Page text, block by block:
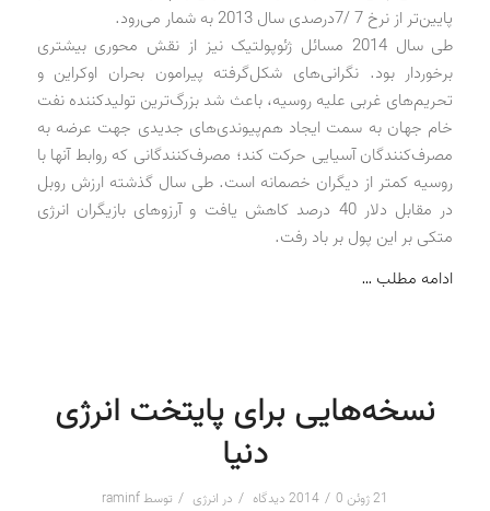
پایین‌تر از نرخ 7 /7‌درصدی سال 2013 به شمار می‌رود.
طی سال 2014 مسائل ژئوپولتیک نیز از نقش محوری بیشتری
برخوردار بود. نگرانی‌های شکل‌گرفته پیرامون بحران اوکراین و
تحریم‌های غربی علیه روسیه، باعث شد بزرگ‌ترین تولیدکننده نفت
خام جهان به سمت ایجاد هم‌پیوندی‌های جدیدی جهت عرضه به
مصرف‌کنندگان آسیایی حرکت کند؛ مصرف‌کنندگانی که روابط آنها با
روسیه کمتر از دیگران خصمانه است. طی سال گذشته ارزش روبل
در مقابل دلار 40 درصد کاهش یافت و آرزوهای بازیگران انرژی
متکی بر این پول بر باد رفت.
ادامه مطلب …
نسخه‌هایی برای پایتخت انرژی
دنیا
21 ژوئن 2014 / 0 دیدگاه / در انرژی / توسط raminf